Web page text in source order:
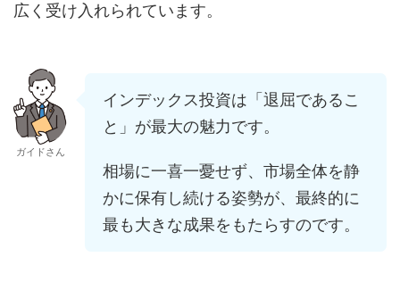
広く受け入れられています。
ガイドさん
インデックス投資は「退屈であるこ
と」が最大の魅力です。
相場に一喜一憂せず、市場全体を静
かに保有し続ける姿勢が、最終的に
最も大きな成果をもたらすのです。